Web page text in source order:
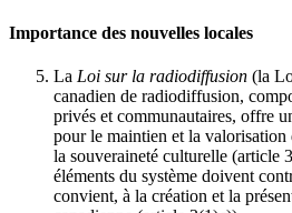
Importance des nouvelles locales
La Loi sur la radiodiffusion (la
canadien de radiodiffusion,
privés et communautaires, offre
pour le maintien et la
la souveraineté culturelle (article
éléments du système doivent
convient, à la création et la